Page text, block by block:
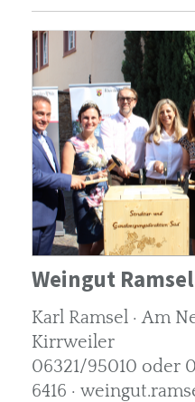
Weingut Ramsel
Karl Ramsel · Am
Kirrweiler
06321/95010 oder
6416 ·